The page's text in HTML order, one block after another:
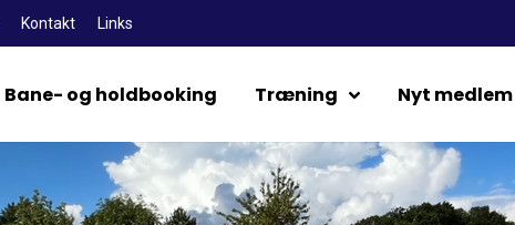
Kontakt Links
Bane- og holdbooking Træning Nyt medlem